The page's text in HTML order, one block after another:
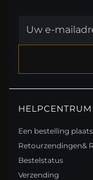
HELPCENTRUM
Een bestelling
Retourzendingen&
Bestelstatus
Verzending